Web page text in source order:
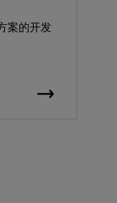
案的开发